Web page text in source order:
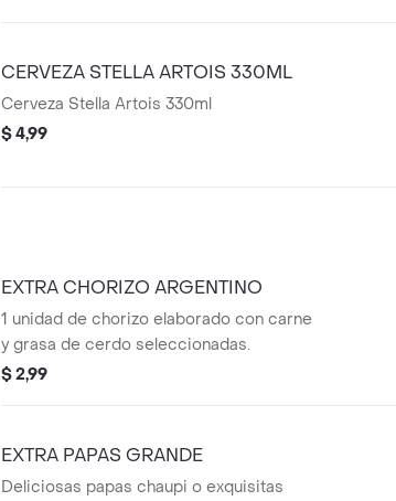
CERVEZA STELLA ARTOIS 330ML
Cerveza Stella Artois 330ml
$ 4,99
EXTRA CHORIZO ARGENTINO
1 unidad de chorizo elaborado con carne
y grasa de cerdo seleccionadas.
$ 2,99
EXTRA PAPAS GRANDE
Deliciosas papas chaupi o exquisitas